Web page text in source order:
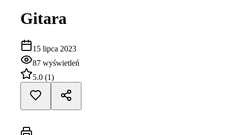
Gitara
15 lipca 2023
87 wyświetleń
5.0 (1)